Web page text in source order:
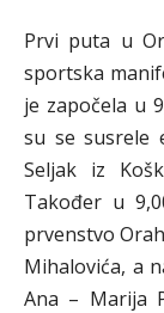
Prvi puta u
sportska
je započela u
su se susrele
Seljak iz
Također u
prvenstvo
Mihalovića, a
Ana – Marija